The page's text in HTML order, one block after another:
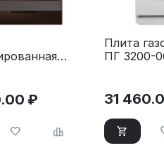
₽
Плита
ПГ 3200-
31